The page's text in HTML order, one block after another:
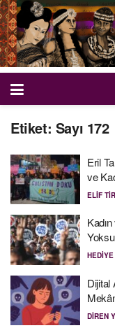
Etiket: Sayı 172
Eril
ve
ELIF
Dijital
DIREN